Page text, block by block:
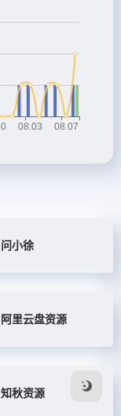
问小徐
阿里云盘资源
知秋资源